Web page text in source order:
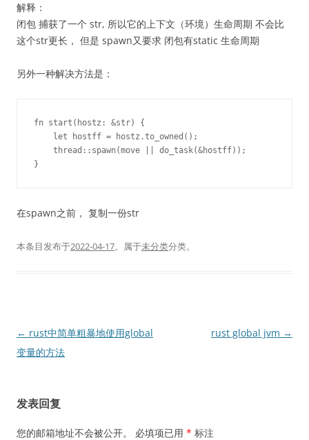
解释：
闭包 捕获了一个 str, 所以它的上下文（环境）生命周期 不会比
这个str更长， 但是 spawn又要求 闭包有static 生命周期
另外一种解决方法是：
fn start(hostz: &str) {
    let hostff = hostz.to_owned();
    thread::spawn(move || do_task(&hostff));
在spawn之前， 复制一份str
本条目发布于2022-04-17。属于未分类分类。
文
章
← rust中简单粗暴地使用global
变量的方法
rust global jvm →
发表回复
您的邮箱地址不会被公开。 必填项已用 * 标注